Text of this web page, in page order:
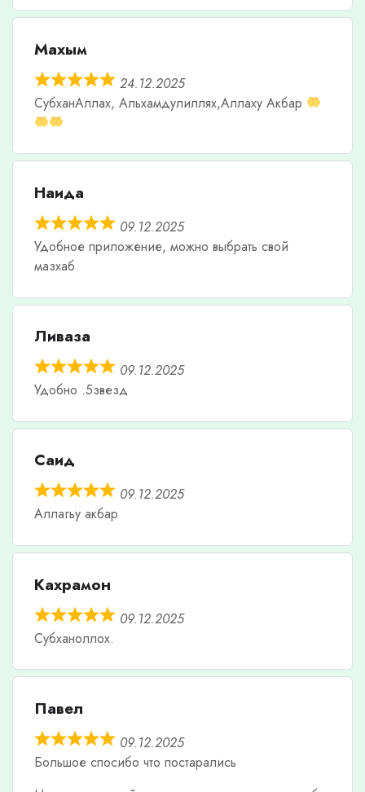
Махым
24.12.2025
СубханАллах, Альхамдулиллях,Аллаху Акбар
Наида
09.12.2025
Удобное приложение, можно выбрать свой
мазхаб
Ливаза
09.12.2025
Удобно .5звезд
Саид
09.12.2025
Аллагьу акбар
Кахрамон
09.12.2025
Субханоллох.
Павел
09.12.2025
Большое спосибо что постарались